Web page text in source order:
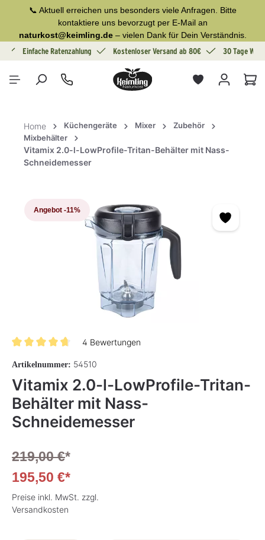
springen
📞 Aktuell erreichen uns besonders viele Anfragen. Bitte
kontaktiere uns bevorzugt per E-Mail an
naturkost@keimling.de– vielen Dank für Dein Verständnis.
Einfache Ratenzahlung Kostenloser Versand ab 80€ 30 Tage
Home Küchengeräte Mixer
Zubehör
Mixbehälter
Vitamix 2.0-l-LowProfile-Tritan-Behälter mit Nass-
Schneidemesser
Angebot -11%
4 Bewertungen
Artikelnummer: 54510
Vitamix 2.0-l-LowProfile-Tritan-
Behälter mit Nass-
Schneidemesser
219,00 €*
195,50 €*
Preise inkl. MwSt. zzgl.
Versandkosten